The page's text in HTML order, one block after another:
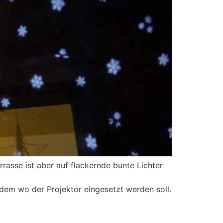
ist aber auf flackernde bunte Lichter
wo der Projektor eingesetzt werden soll.